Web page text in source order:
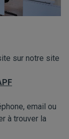
sur notre site
email ou
à trouver la